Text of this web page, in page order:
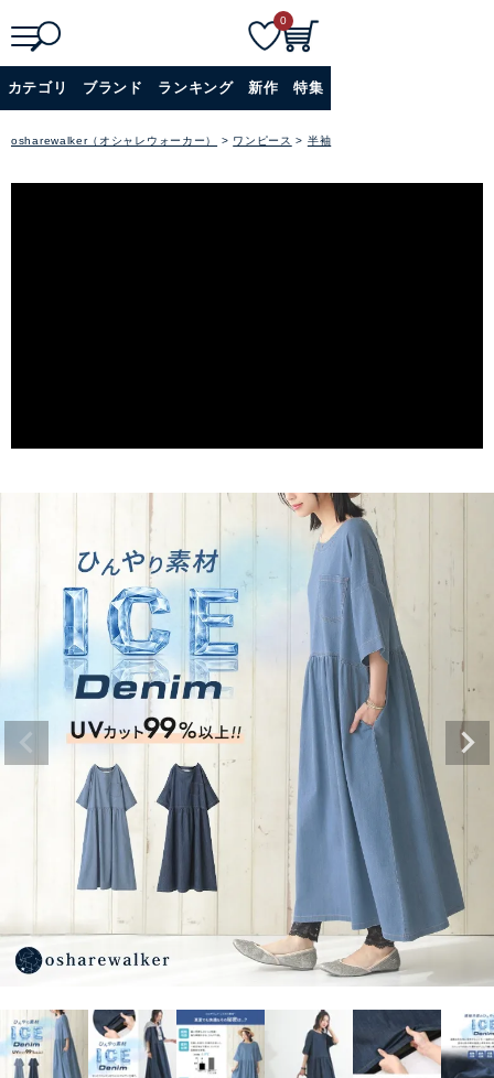
詳細検索
0
カテゴリ ブランド ランキング 新作 特集
osharewalker（オシャレウォーカー） ワンピース 半袖